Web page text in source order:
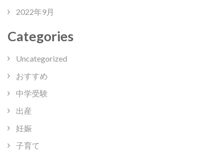
2022年9月
Categories
Uncategorized
おすすめ
中学受験
出産
妊娠
子育て